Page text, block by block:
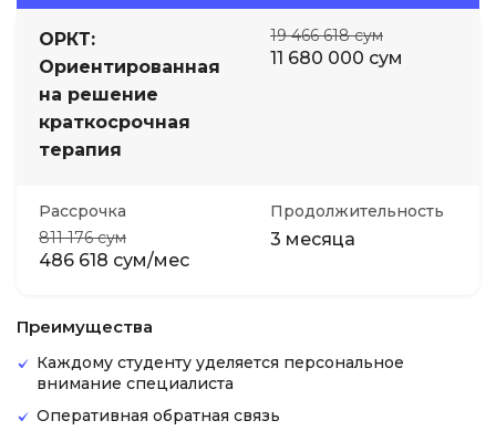
ОРКТ:
Ориентированная
на решение
краткосрочная
терапия
19 466 618 сум
11 680 000 сум
Рассрочка
811 176 сум
486 618 сум/мес
Продолжительность
3 месяца
Преимущества
Каждому студенту уделяется персональное
внимание специалиста
Оперативная обратная связь